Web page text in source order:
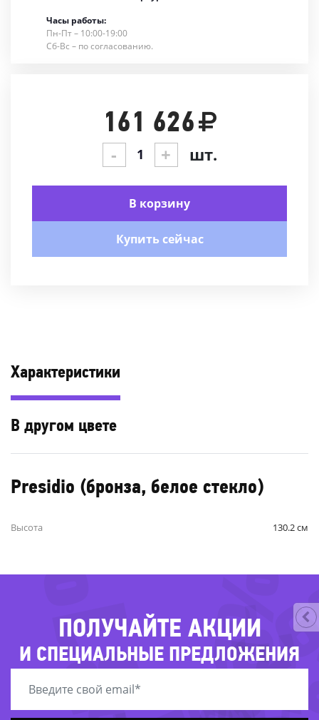
Часы работы:
Пн-Пт – 10:00-19:00
Сб-Вс – по согласованию.
161 626
- + шт.
В корзину
Купить сейчас
Характеристики
В другом цвете
Presidio (бронза, белое стекло)
Высота 130.2 см
ПОЛУЧАЙТЕ АКЦИИ
И СПЕЦИАЛЬНЫЕ ПРЕДЛОЖЕНИЯ
-61%
-